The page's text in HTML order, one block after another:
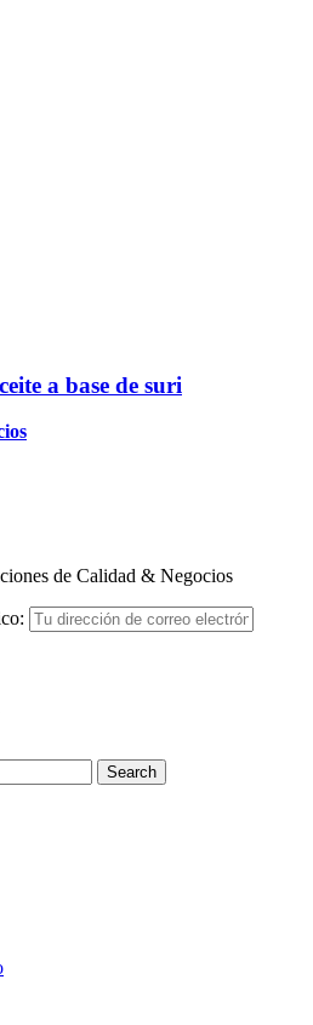
a base de suri
de Calidad & Negocios
Search